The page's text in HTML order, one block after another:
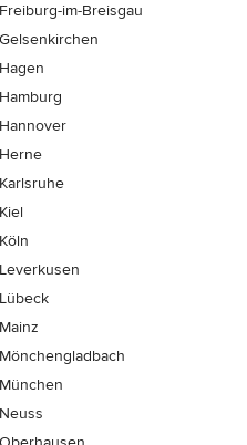
Freiburg-im-Breisgau
Gelsenkirchen
Hagen
Hamburg
Hannover
Herne
Karlsruhe
Kiel
Köln
Leverkusen
Lübeck
Mainz
Mönchen­gladbach
München
Neuss